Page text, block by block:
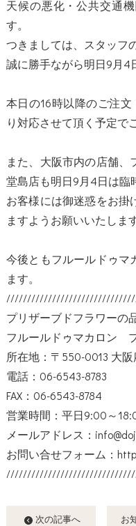
天候の悪化・公共交通
す。
つきましては、スタッフ
誠に勝手ながら明日9月4
本日の16時以降のご注
り対応させて頂く予定で
また、大阪市内の店舗
堂島店も明日9月4日は臨
お客様には御迷惑をお掛
ますようお願いいたします
今後ともフルールドゥマ
ます。
プリザーブドフラワーの
フルールドゥマカロン
所在地：〒550-0013 大
電話：06-6543-8783
FAX：06-6543-8784
営業時間：平日9:00～
メールアドレス：
お問い合せフォーム：
次の記事へ お